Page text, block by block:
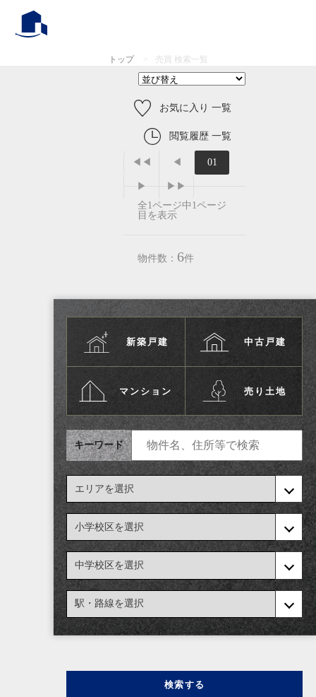
トップ > 売買 検索一覧
お気に入り 一覧
閲覧履歴 一覧
◀◀ ◀ 01
▶
▶▶
全1ページ中1ページ
目を表示
物件数： 6件
新築戸建 中古戸建
マンション 売り土地
キーワード
検索する